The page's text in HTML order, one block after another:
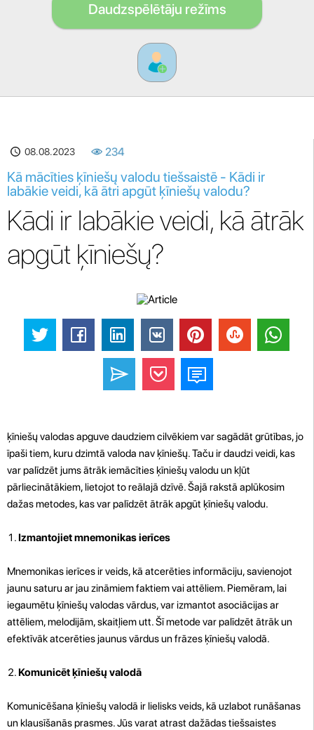
Daudzspēlētāju režīms
08.08.2023 234
Kā mācīties ķīniešų valodu tiešsaistē - Kādi ir
labākie veidi, kā ātri apgūt ķīniešų valodu?
Kādi ir labākie veidi, kā ātrāk
apgūt ķīniešų?
ķīniešų valodas apguve daudziem cilvēkiem var sagādāt grūtības, jo
īpaši tiem, kuru dzimtā valoda nav ķīniešų. Taču ir daudzi veidi, kas
var palīdzēt jums ātrāk iemācīties ķīniešų valodu un kļūt
pārliecinātākiem, lietojot to reālajā dzīvē. Šajā rakstā aplūkosim
dažas metodes, kas var palīdzēt ātrāk apgūt ķīniešų valodu.
Izmantojiet mnemonikas ierīces
Mnemonikas ierīces ir veids, kā atcerēties informāciju, savienojot
jaunu saturu ar jau zināmiem faktiem vai attēliem. Piemēram, lai
iegaumētu ķīniešų valodas vārdus, var izmantot asociācijas ar
attēliem, melodijām, skaitļiem utt. Šī metode var palīdzēt ātrāk un
efektīvāk atcerēties jaunus vārdus un frāzes ķīniešų valodā.
Komunicēt ķīniešų valodā
Komunicēšana ķīniešų valodā ir lielisks veids, kā uzlabot runāšanas
un klausīšanās prasmes. Jūs varat atrast dažādas tiešsaistes